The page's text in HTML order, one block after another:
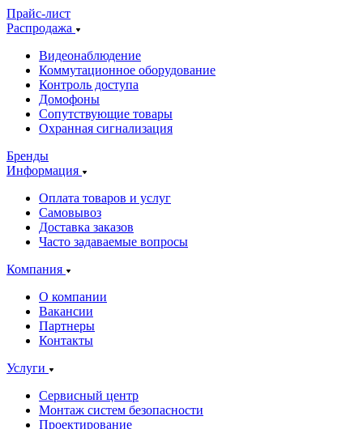
Прайс-лист
Распродажа
Видеонаблюдение
Коммутационное оборудование
Контроль доступа
Домофоны
Сопутствующие товары
Охранная сигнализация
Бренды
Информация
Оплата товаров и услуг
Самовывоз
Доставка заказов
Часто задаваемые вопросы
Компания
О компании
Вакансии
Партнеры
Контакты
Услуги
Сервисный центр
Монтаж систем безопасности
Проектирование